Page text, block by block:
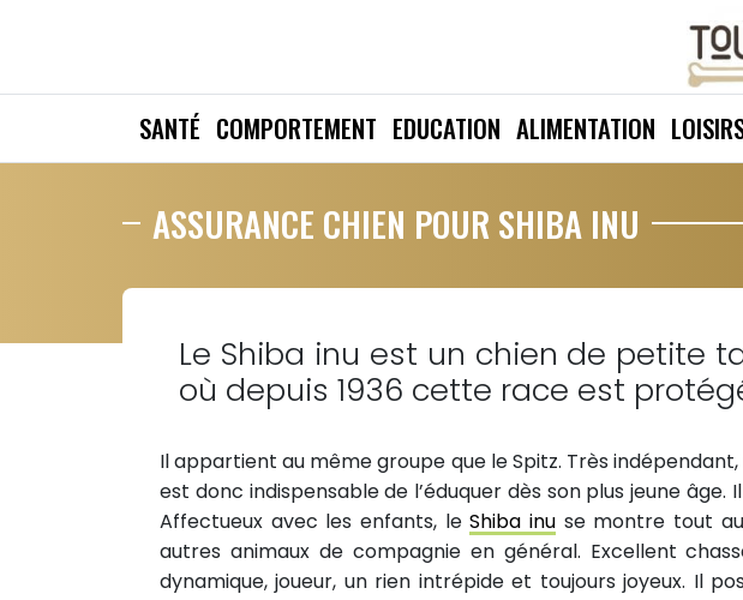
SANTÉ COMPORTEMENT EDUCATION ALIMENTATION
ASSURANCE CHIEN POUR SHIBA INU
Le Shiba inu est un chien de petite
où depuis 1936 cette race est
Il appartient au même groupe que le Spitz. Très indépendant,
est donc indispensable de l’éduquer dès son plus jeune
Affectueux avec les enfants, leShiba inu se montre tout
autres animaux de compagnie en général. Excellent
dynamique, joueur, un rien intrépide et toujours joyeux. Il